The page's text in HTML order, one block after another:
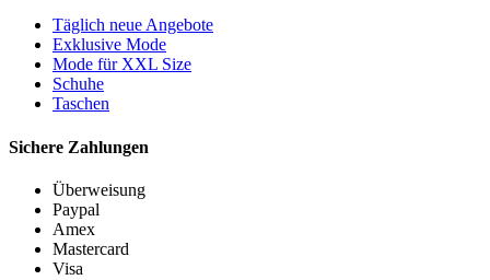
Täglich neue Angebote
Exklusive Mode
Mode für XXL Size
Schuhe
Taschen
Sichere Zahlungen
Überweisung
Paypal
Amex
Mastercard
Visa